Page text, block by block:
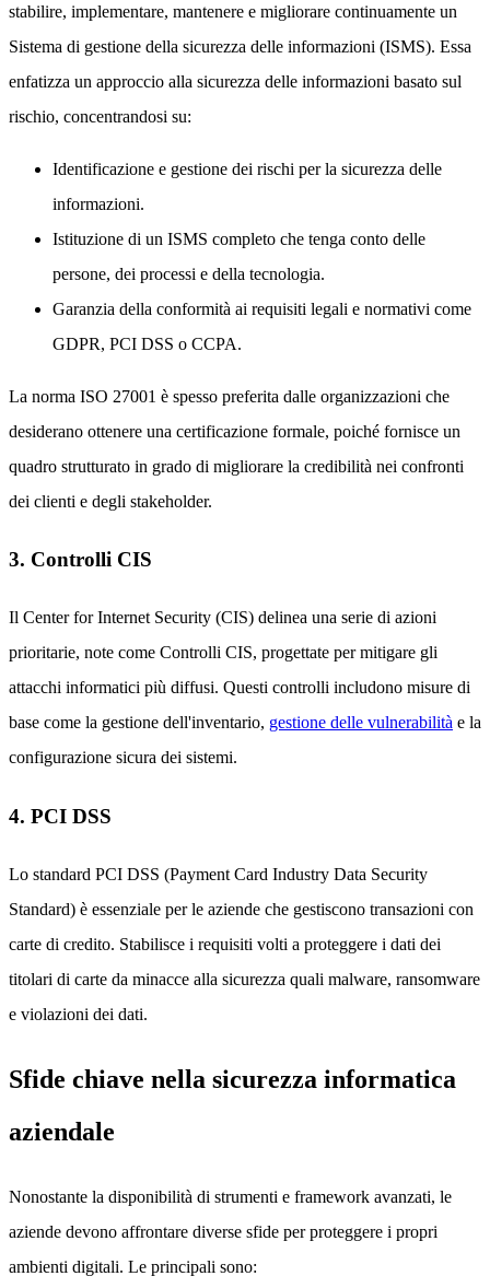
stabilire, implementare, mantenere e migliorare continuamente un
Sistema di gestione della sicurezza delle informazioni (ISMS). Essa
enfatizza un approccio alla sicurezza delle informazioni basato sul
rischio, concentrandosi su:
Identificazione e gestione dei rischi per la sicurezza delle
informazioni.
Istituzione di un ISMS completo che tenga conto delle
persone, dei processi e della tecnologia.
Garanzia della conformità ai requisiti legali e normativi come
GDPR, PCI DSS o CCPA.
La norma ISO 27001 è spesso preferita dalle organizzazioni che
desiderano ottenere una certificazione formale, poiché fornisce un
quadro strutturato in grado di migliorare la credibilità nei confronti
dei clienti e degli stakeholder.
3. Controlli CIS
Il Center for Internet Security (CIS) delinea una serie di azioni
prioritarie, note come Controlli CIS, progettate per mitigare gli
attacchi informatici più diffusi. Questi controlli includono misure di
base come la gestione dell'inventario, gestione delle vulnerabilità e la
configurazione sicura dei sistemi.
4. PCI DSS
Lo standard PCI DSS (Payment Card Industry Data Security
Standard) è essenziale per le aziende che gestiscono transazioni con
carte di credito. Stabilisce i requisiti volti a proteggere i dati dei
titolari di carte da minacce alla sicurezza quali malware, ransomware
e violazioni dei dati.
Sfide chiave nella sicurezza informatica
aziendale
Nonostante la disponibilità di strumenti e framework avanzati, le
aziende devono affrontare diverse sfide per proteggere i propri
ambienti digitali. Le principali sono: